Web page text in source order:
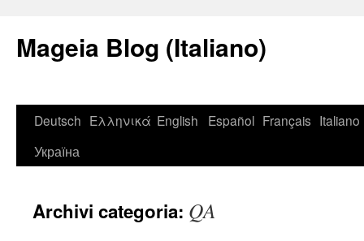
Mageia Blog (Italiano)
Deutsch Ελληνικά English Español Français Italiano
Україна
Archivi categoria: QA